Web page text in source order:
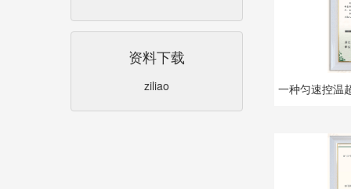
资料下载
ziliao 一种匀速控温